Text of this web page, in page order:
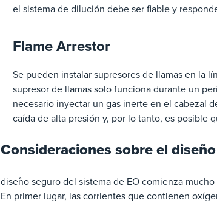
el sistema de dilución debe ser fiable y
Flame Arrestor
Se pueden instalar supresores de llamas en la
supresor de llamas solo funciona durante un
necesario inyectar un gas inerte en el cabezal
caída de alta presión y, por lo tanto, es posible
Consideraciones sobre el
diseño seguro del sistema de EO comienza
En primer lugar, las corrientes que contienen